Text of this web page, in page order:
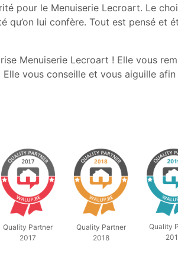
pour le Menuiserie Lecroart. Le
qu’on lui confère. Tout est pensé et
Menuiserie Lecroart ! Elle vous
Elle vous conseille et vous aiguille
Quality Partner
2017
Quality Partner
2018
Quality